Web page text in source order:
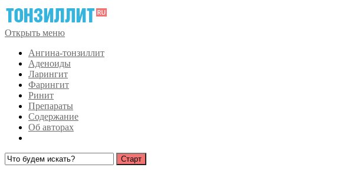
Открыть меню
Ангина-тонзиллит
Аденоиды
Ларингит
Фарингит
Ринит
Препараты
Содержание
Об авторах